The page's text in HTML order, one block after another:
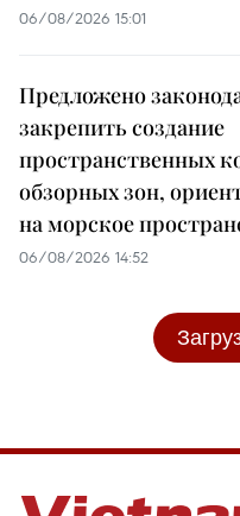
06/08/2026 15:01
Предложено
закрепить создание
пространственных
обзорных зон,
на морское
06/08/2026 14:52